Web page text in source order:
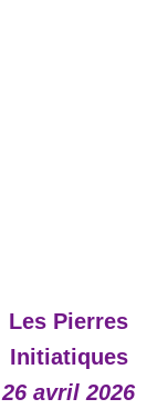
Les Pierres
Initiatiques
26 avril 2026